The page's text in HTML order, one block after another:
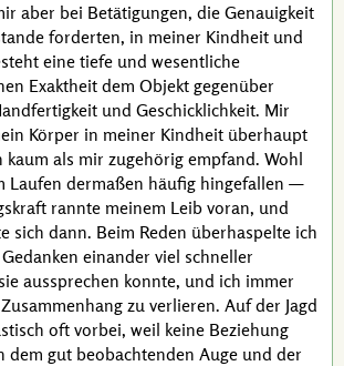
aber bei Betätigungen, die Genauigkeit
forderten, in meiner Kindheit und
eine tiefe und wesentliche
Exaktheit dem Objekt gegenüber
und Geschicklichkeit. Mir
Körper in meiner Kindheit überhaupt
als mir zugehörig empfand. Wohl
Laufen dermaßen häufig hingefallen —
rannte meinem Leib voran, und
sich dann. Beim Reden überhaspelte ich
einander viel schneller
aussprechen konnte, und ich immer
zu verlieren. Auf der Jagd
oft vorbei, weil keine Beziehung
dem gut beobachtenden Auge und der